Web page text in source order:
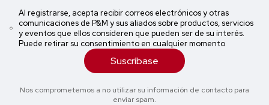
Al registrarse, acepta recibir correos electrónicos y otras
comunicaciones de P&M y sus aliados sobre productos, servicios
y eventos que ellos consideren que pueden ser de su interés.
Puede retirar su consentimiento en cualquier momento
Suscríbase
Nos comprometemos a no utilizar su información de contacto para
enviar spam.